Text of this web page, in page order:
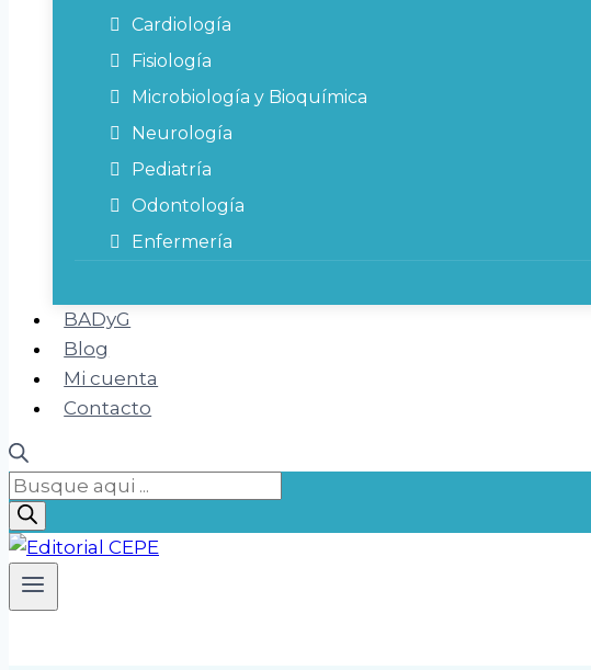
Cardiología
Fisiología
Microbiología y Bioquímica
Neurología
Pediatría
Odontología
Enfermería
BADyG
Blog
Mi cuenta
Contacto
Búsqueda
de
productos